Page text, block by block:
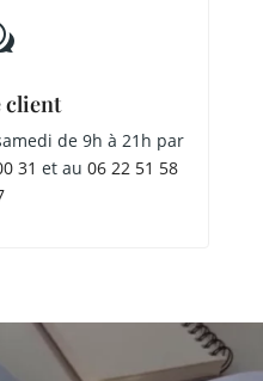
client
de 9h à 21h par
31 et au06 22 51 58